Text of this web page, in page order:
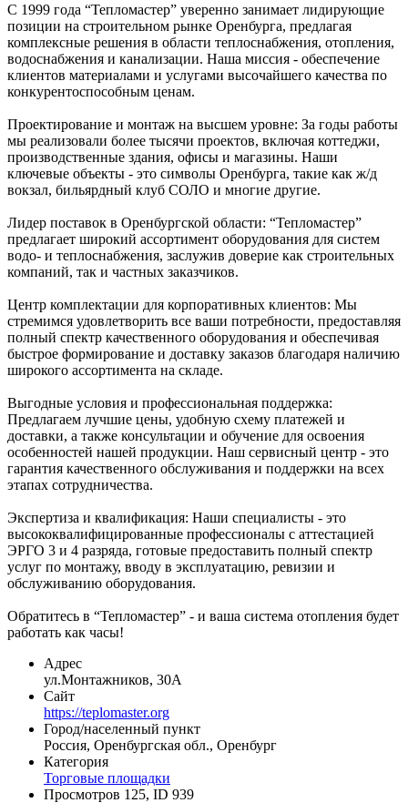
С 1999 года “Тепломастер” уверенно занимает лидирующие
позиции на строительном рынке Оренбурга, предлагая
комплексные решения в области теплоснабжения, отопления,
водоснабжения и канализации. Наша миссия - обеспечение
клиентов материалами и услугами высочайшего качества по
конкурентоспособным ценам.
Проектирование и монтаж на высшем уровне: За годы работы
мы реализовали более тысячи проектов, включая коттеджи,
производственные здания, офисы и магазины. Наши
ключевые объекты - это символы Оренбурга, такие как ж/д
вокзал, бильярдный клуб СОЛО и многие другие.
Лидер поставок в Оренбургской области: “Тепломастер”
предлагает широкий ассортимент оборудования для систем
водо- и теплоснабжения, заслужив доверие как строительных
компаний, так и частных заказчиков.
Центр комплектации для корпоративных клиентов: Мы
стремимся удовлетворить все ваши потребности, предоставляя
полный спектр качественного оборудования и обеспечивая
быстрое формирование и доставку заказов благодаря наличию
широкого ассортимента на складе.
Выгодные условия и профессиональная поддержка:
Предлагаем лучшие цены, удобную схему платежей и
доставки, а также консультации и обучение для освоения
особенностей нашей продукции. Наш сервисный центр - это
гарантия качественного обслуживания и поддержки на всех
этапах сотрудничества.
Экспертиза и квалификация: Наши специалисты - это
высококвалифицированные профессионалы с аттестацией
ЭРГО 3 и 4 разряда, готовые предоставить полный спектр
услуг по монтажу, вводу в эксплуатацию, ревизии и
обслуживанию оборудования.
Обратитесь в “Тепломастер” - и ваша система отопления будет
работать как часы!
Адрес
ул.Монтажников, 30А
Сайт
https://teplomaster.org
Город/населенный пункт
Россия, Оренбургская обл., Оренбург
Категория
Торговые площадки
Просмотров 125, ID 939